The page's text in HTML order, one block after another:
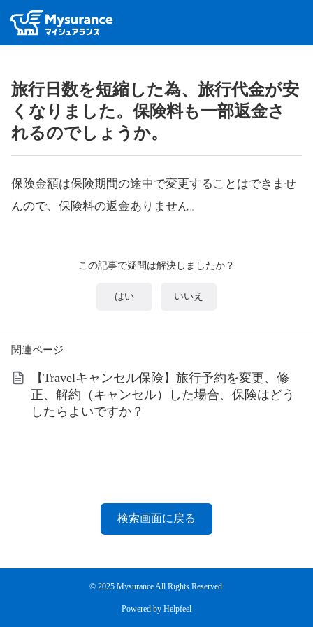
旅行日数を短縮した為、旅行代金が安
くなりました。保険料も一部返金さ
れるのでしょうか。
保険金額は保険期間の途中で変更することはできませ
んので、保険料の返金ありません。
この記事で疑問は解決しましたか？
はい いいえ
関連ページ
【Travelキャンセル保険】旅行予約を変更、修
正、解約（キャンセル）した場合、保険はどう
したらよいですか？
検索画面に戻る
©︎ 2025 Mysurance All Rights Reserved.
Powered by Helpfeel